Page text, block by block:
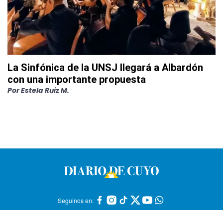
La Sinfónica de la UNSJ llegará a Albardón
con una importante propuesta
PorEstela Ruiz M.
Seguinos en: